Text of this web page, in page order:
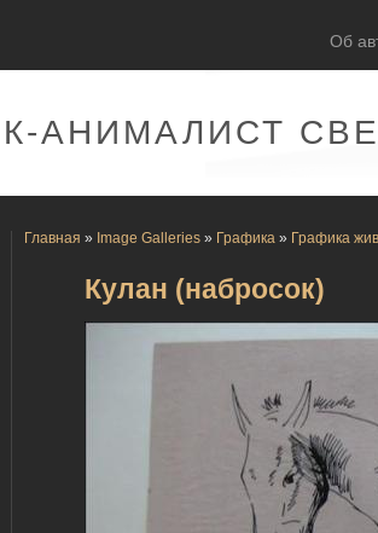
Об
АНИМАЛИСТ
Главная » Image Galleries » Графика » Графика
Кулан (набросок)